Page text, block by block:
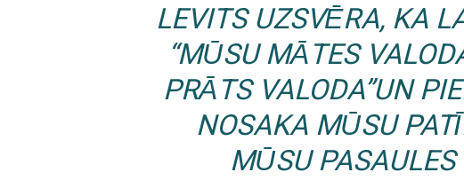
LEVITS UZSVĒRA, KA
“MŪSU MĀTES
PRĀTS VALODA”UN
NOSAKA MŪSU
MŪSU